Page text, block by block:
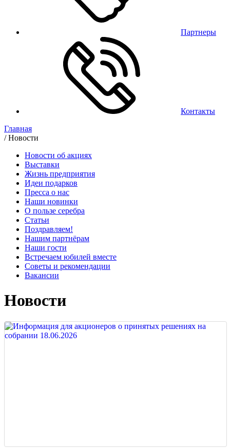
Партнеры
Контакты
Главная
/Новости
Новости об акциях
Выставки
Жизнь предприятия
Идеи подарков
Пресса о нас
Наши новинки
О пользе серебра
Статьи
Поздравляем!
Нашим партнёрам
Наши гости
Встречаем юбилей вместе
Советы и рекомендации
Вакансии
Новости